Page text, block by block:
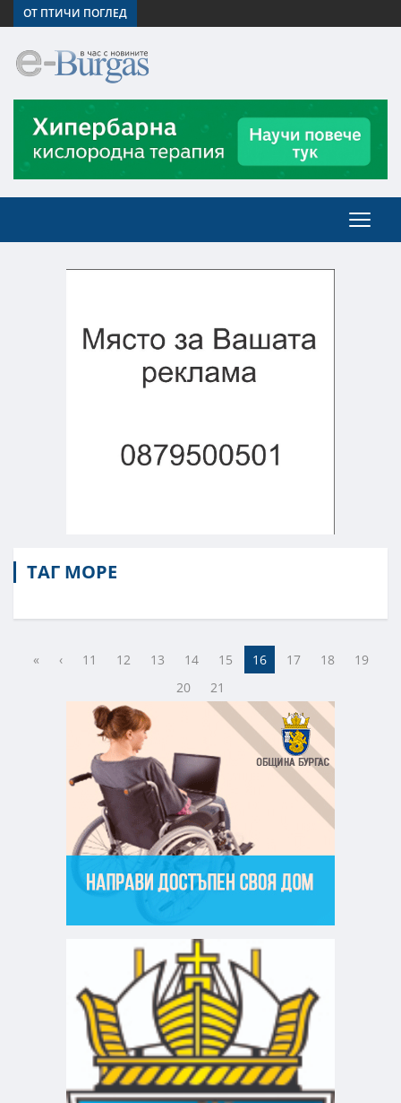
ОТ ПТИЧИ ПОГЛЕД
ТАГ МОРЕ
« ‹ 11 12 13 14 15 16 17 18
19
20
21